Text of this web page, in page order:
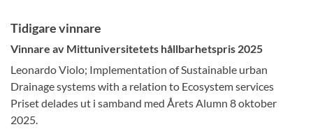
Tidigare vinnare
Vinnare av Mittuniversitetets hållbarhetspris 2025
Leonardo Violo; Implementation of Sustainable urban
Drainage systems with a relation to Ecosystem services
Priset delades ut i samband med Årets Alumn 8 oktober
2025.